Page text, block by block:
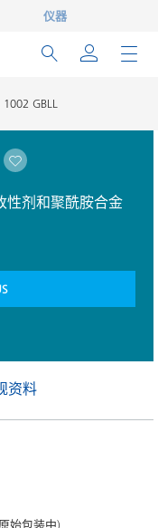
仪器
GBLL
性剂和聚酰胺合金
资料
始包装中)